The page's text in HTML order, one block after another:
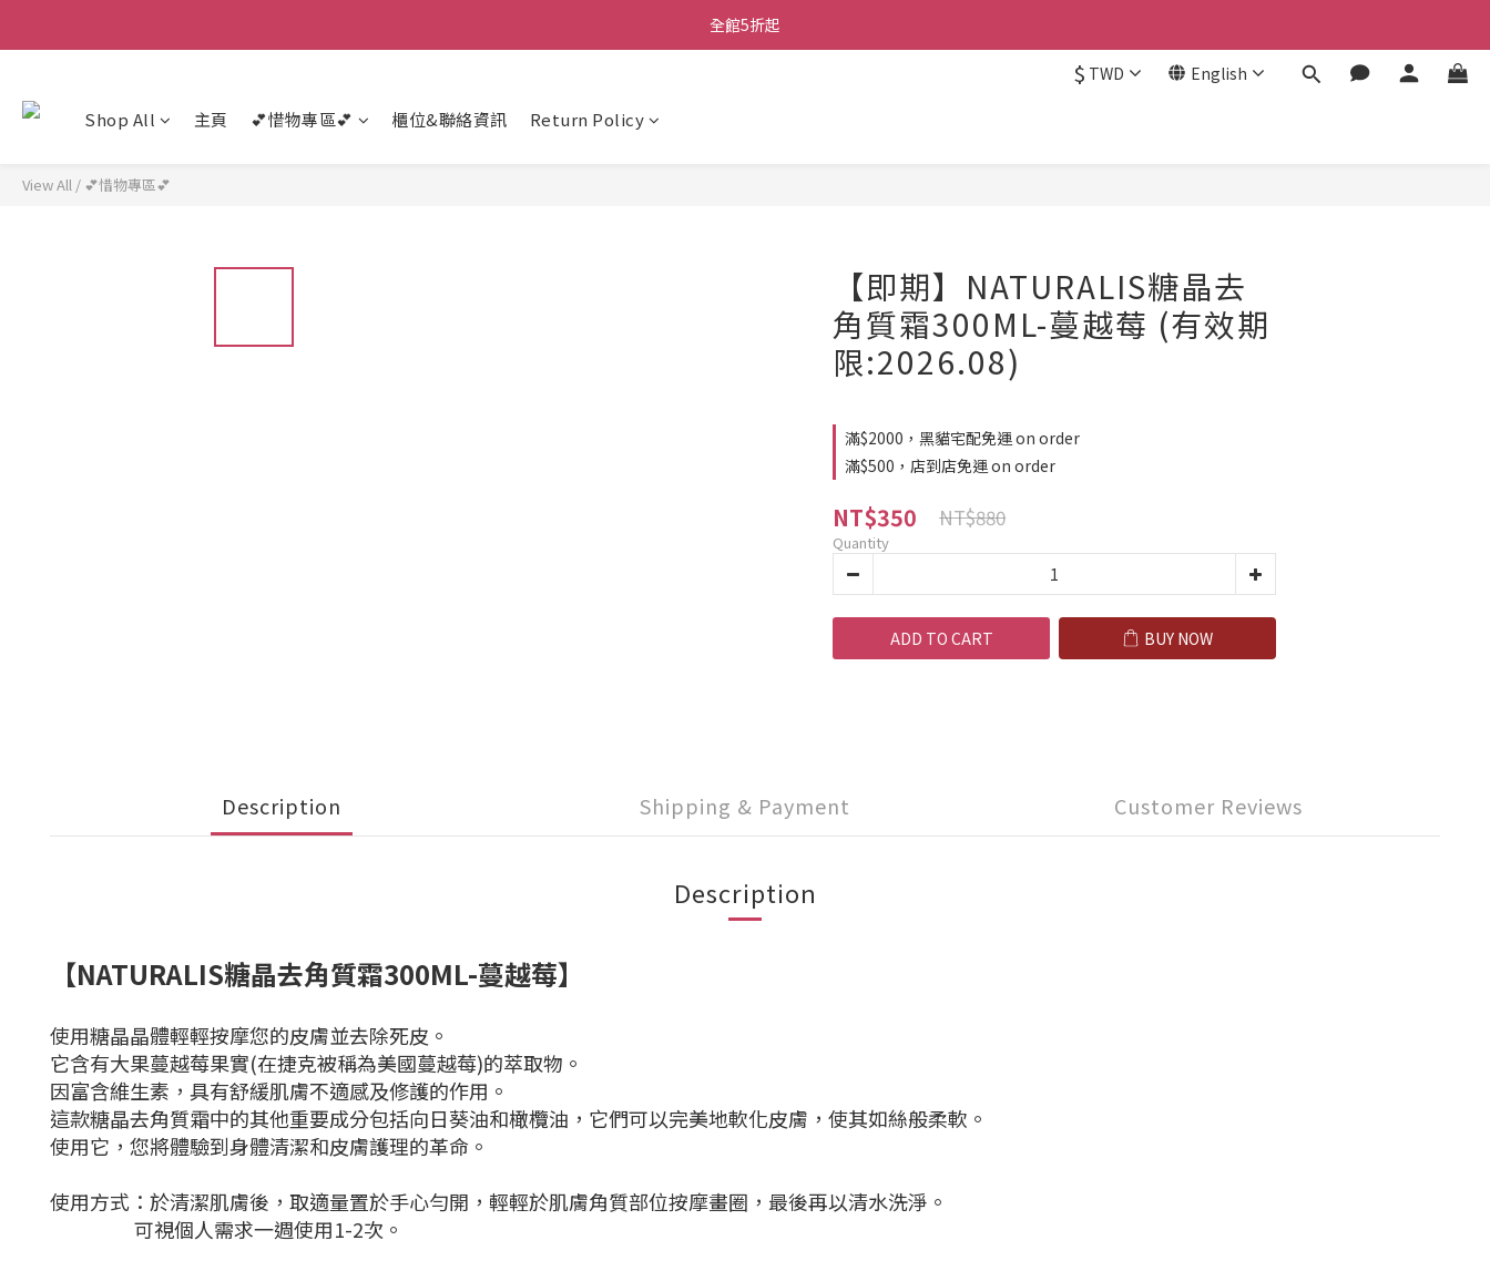
全館5折起
$ TWD English
Shop All 主頁 💕惜物專區💕 櫃位&聯絡資訊 Return Policy
View All / 💕惜物專區💕
【即期】NATURALIS糖晶去
角質霜300ML-蔓越莓 (有效期
限:2026.08)
滿$2000，黑貓宅配免運 on order
滿$500，店到店免運 on order
NT$350 NT$880
Quantity
ADD TO CART BUY NOW
Description Shipping & Payment Customer Reviews
Description
【NATURALIS糖晶去角質霜300ML-蔓越莓】
使用糖晶晶體輕輕按摩您的皮膚並去除死皮。
它含有大果蔓越莓果實(在捷克被稱為美國蔓越莓)的萃取物。
因富含維生素，具有舒緩肌膚不適感及修護的作用。
這款糖晶去角質霜中的其他重要成分包括向日葵油和橄欖油，它們可以完美地軟化皮膚，使其如絲般柔軟。
使用它，您將體驗到身體清潔和皮膚護理的革命。
使用方式：於清潔肌膚後，取適量置於手心勻開，輕輕於肌膚角質部位按摩畫圈，最後再以清水洗淨。
可視個人需求一週使用1-2次。